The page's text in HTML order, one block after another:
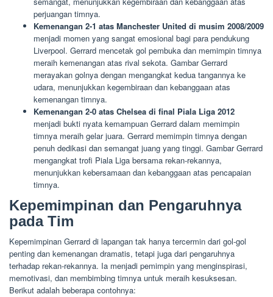
perjuangan timnya.
Kemenangan 2-1 atas Manchester United di musim 2008/2009
menjadi momen yang sangat emosional bagi para pendukung
Liverpool. Gerrard mencetak gol pembuka dan memimpin timnya
meraih kemenangan atas rival sekota. Gambar Gerrard
merayakan golnya dengan mengangkat kedua tangannya ke
udara, menunjukkan kegembiraan dan kebanggaan atas
kemenangan timnya.
Kemenangan 2-0 atas Chelsea di final Piala Liga 2012
menjadi bukti nyata kemampuan Gerrard dalam memimpin
timnya meraih gelar juara. Gerrard memimpin timnya dengan
penuh dedikasi dan semangat juang yang tinggi. Gambar Gerrard
mengangkat trofi Piala Liga bersama rekan-rekannya,
menunjukkan kebersamaan dan kebanggaan atas pencapaian
timnya.
Kepemimpinan dan Pengaruhnya
pada Tim
Kepemimpinan Gerrard di lapangan tak hanya tercermin dari gol-gol
penting dan kemenangan dramatis, tetapi juga dari pengaruhnya
terhadap rekan-rekannya. Ia menjadi pemimpin yang menginspirasi,
memotivasi, dan membimbing timnya untuk meraih kesuksesan.
Berikut adalah beberapa contohnya: